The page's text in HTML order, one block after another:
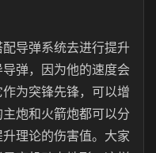
导弹系统去进行提升
弹，因为他的速度会
为突锋先锋，可以增
炮和火箭炮都可以分
理论的伤害值。大家